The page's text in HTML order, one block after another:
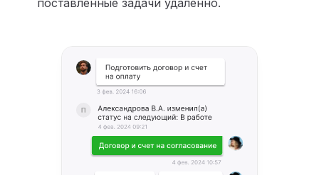
поставленные задачи удаленно.